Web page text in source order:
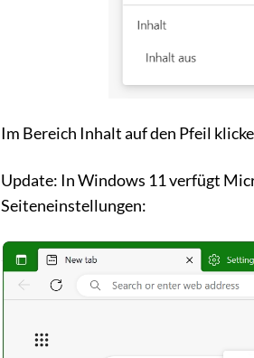
Im Bereich Inhalt auf den Pfeil
Update: In Windows 11 verfügt
Seiteneinstellungen: